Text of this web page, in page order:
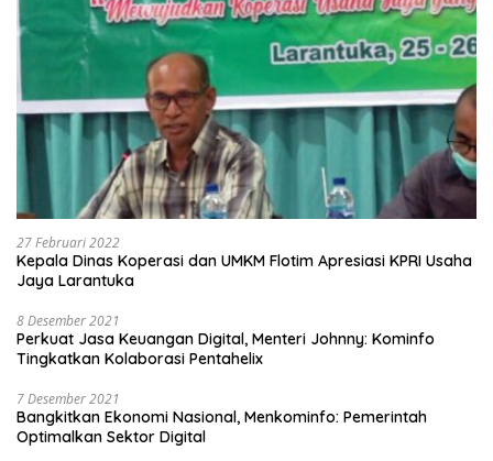
27 Februari 2022
Kepala Dinas Koperasi dan UMKM Flotim Apresiasi KPRI Usaha
Jaya Larantuka
8 Desember 2021
Perkuat Jasa Keuangan Digital, Menteri Johnny: Kominfo
Tingkatkan Kolaborasi Pentahelix
7 Desember 2021
Bangkitkan Ekonomi Nasional, Menkominfo: Pemerintah
Optimalkan Sektor Digital